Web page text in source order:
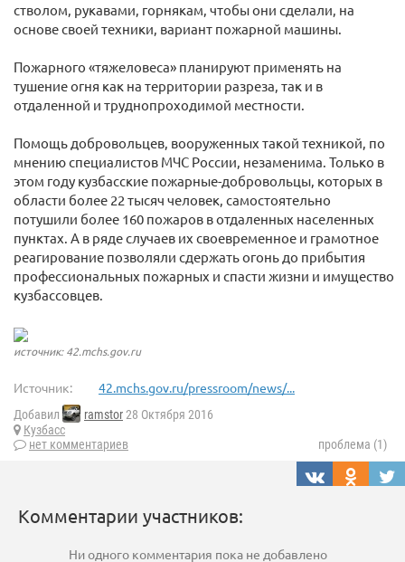
стволом, рукавами, горнякам, чтобы они сделали, на
основе своей техники, вариант пожарной машины.
Пожарного «тяжеловеса» планируют применять на
тушение огня как на территории разреза, так и в
отдаленной и труднопроходимой местности.
Помощь добровольцев, вооруженных такой техникой, по
мнению специалистов МЧС России, незаменима. Только в
этом году кузбасские пожарные-добровольцы, которых в
области более 22 тысяч человек, самостоятельно
потушили более 160 пожаров в отдаленных населенных
пунктах. А в ряде случаев их своевременное и грамотное
реагирование позволяли сдержать огонь до прибытия
профессиональных пожарных и спасти жизни и имущество
кузбассовцев.
источник: 42.mchs.gov.ru
Источник: 42.mchs.gov.ru/pressroom/news/...
Добавил ramstor28 Октября 2016
Кузбасс
нет комментариев
проблема (1)
Комментарии участников:
Ни одного комментария пока не добавлено